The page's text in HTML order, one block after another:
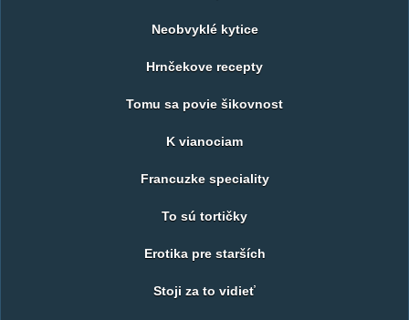
Neobvyklé kytice
Hrnčekove recepty
Tomu sa povie šikovnost
K vianociam
Francuzke speciality
To sú tortičky
Erotika pre starších
Stoji za to vidieť